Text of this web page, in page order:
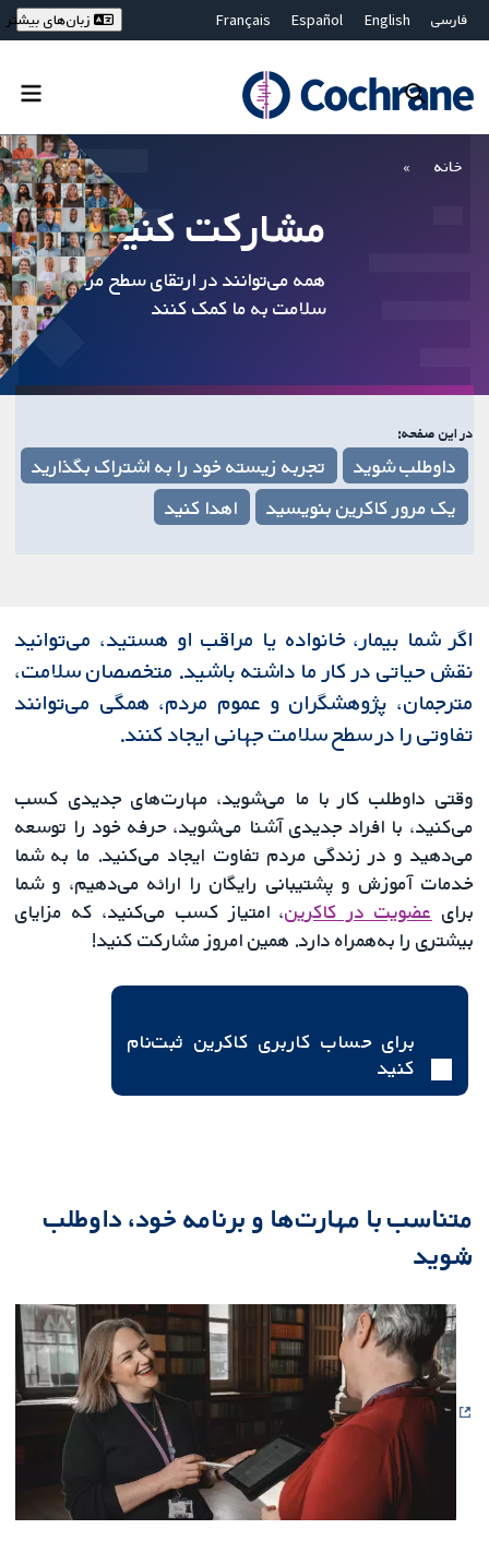
فارسی English
Español
Français
Bahasa Malaysia
ไทย
繁體中文
زبان‌های بیشتر
خانه
مشارکت کنید
همه می‌توانند در ارتقای سطح مراقبت‌های
سلامت به ما کمک کنند
در این صفحه:
داوطلب شوید
تجربه زیسته خود را به اشتراک بگذارید
یک مرور کاکرین بنویسید
اهدا کنید
اگر شما بیمار، خانواده یا مراقب او هستید، می‌توانید
نقش حیاتی در کار ما داشته باشید. متخصصان سلامت،
مترجمان، پژوهشگران و عموم مردم، همگی می‌توانند
تفاوتی را در سطح سلامت جهانی ایجاد کنند.
وقتی داوطلب کار با ما می‌شوید، مهارت‌های جدیدی کسب
می‌کنید، با افراد جدیدی آشنا می‌شوید، حرفه خود را توسعه
می‌دهید و در زندگی مردم تفاوت ایجاد می‌کنید. ما به شما
خدمات آموزش و پشتیبانی رایگان را ارائه می‌دهیم، و شما
برای عضویت در کاکرین، امتیاز کسب می‌کنید، که مزایای
بیشتری را به‌همراه دارد. همین امروز مشارکت کنید!
برای حساب کاربری کاکرین ثبت‌نام
کنید
متناسب با مهارت‌ها و برنامه خود، داوطلب
شوید